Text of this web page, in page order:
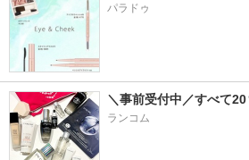
パラドゥ
＼事前受付中／すべて
ランコム